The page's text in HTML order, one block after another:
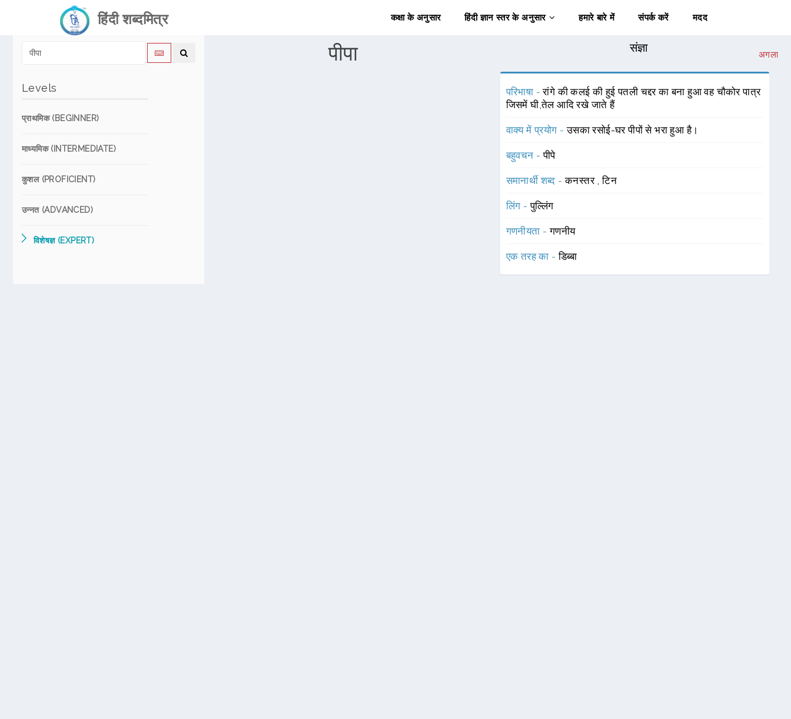
हिंदी शब्दमित्र कक्षा के अनुसार हिंदी ज्ञान स्तर के अनुसार हमारे बारे में संपर्क करें मदद
Levels
प्राथमिक (BEGINNER)
माध्यमिक (INTERMEDIATE)
कुशल (PROFICIENT)
उन्नत (ADVANCED)
विशेषज्ञ (EXPERT)
पीपा संज्ञा
अगला
परिभाषा -रांगे की कलई की हुई पतली चद्दर का बना हुआ वह चौकोर पात्र
जिसमें घी,तेल आदि रखे जाते हैं
वाक्य में प्रयोग -उसका रसोई-घर पीपों से भरा हुआ है।
बहुवचन -पीपे
समानार्थी शब्द -कनस्तर ,टिन
लिंग -पुल्लिंग
गणनीयता -गणनीय
एक तरह का -डिब्बा